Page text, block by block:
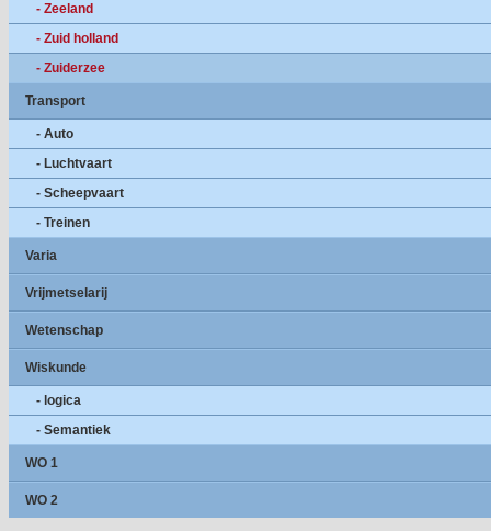
- Zeeland
- Zuid holland
- Zuiderzee
Transport
- Auto
- Luchtvaart
- Scheepvaart
- Treinen
Varia
Vrijmetselarij
Wetenschap
Wiskunde
- logica
- Semantiek
WO 1
WO 2